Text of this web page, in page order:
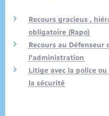
Sécurité - Prévention
Seniors
Transports
Recours gracieux ,
obligatoire (Rapo)
Recours au
l'administration
Litige avec la police
la sécurité